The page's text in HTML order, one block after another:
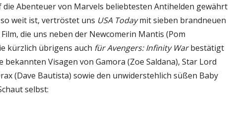
die Abenteuer von Marvels beliebtesten Antihelden gewährt
weit ist, vertröstet uns USA Todaymit sieben brandneuen
die uns neben der Newcomerin Mantis (Pom
kürzlich übrigens auch für Avengers: Infinity Warbestätigt
bekannten Visagen von Gamora (Zoe Saldana), Star Lord
(Dave Bautista) sowie den unwiderstehlich süßen Baby
selbst: